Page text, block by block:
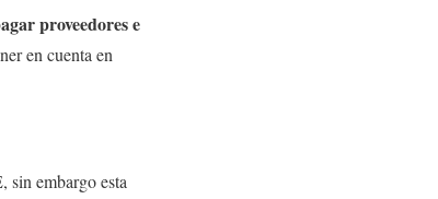
proveedores e
en cuenta en
sin embargo esta